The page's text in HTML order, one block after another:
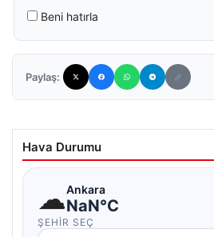
Beni hatırla
Paylaş:
Hava Durumu
☁Ankara
NaN°C
ŞEHIR SEÇ